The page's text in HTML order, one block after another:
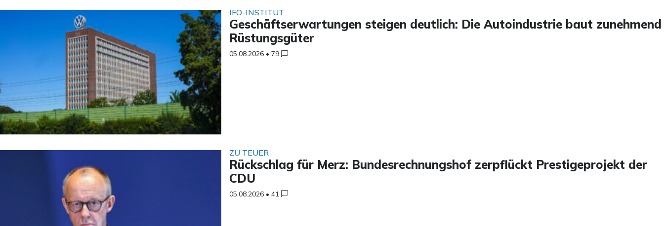
IFO-INSTITUT
Geschäftserwartungen steigen deutlich: Die Autoindustrie baut zunehmend
Rüstungsgüter
05.08.2026 • 79
ZU TEUER
Rückschlag für Merz: Bundesrechnungshof zerpflückt Prestigeprojekt der
CDU
05.08.2026 • 41